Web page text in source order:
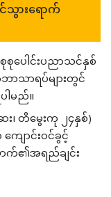
ားရောက်
ပေါင်းပညာသင်နှစ်
ာသာရပ်များတွင်
ါမည်။
၊ တိမွေးကု ၂၄နှစ်)
ာင်းဝင်ခွင့်
က်၏အရည်ချင်း